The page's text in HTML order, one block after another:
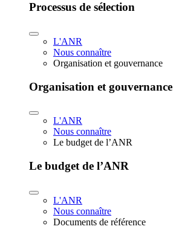
Processus de sélection
L'ANR
Nous connaître
Organisation et gouvernance
Organisation et gouvernance
L'ANR
Nous connaître
Le budget de l’ANR
Le budget de l’ANR
L'ANR
Nous connaître
Documents de référence